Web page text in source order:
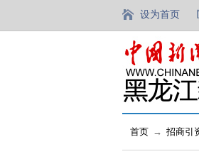
设为首页
首页 → 招商引